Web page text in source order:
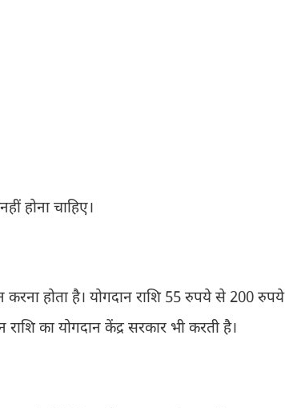
होना चाहिए।
करना होता है। योगदान राशि 55 रुपये से 200 रुपये
का योगदान केंद्र सरकार भी करती है।